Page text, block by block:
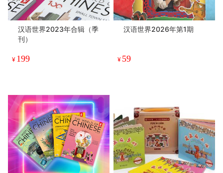
汉语世界2023年合辑（季
刊）
¥ 199
汉语世界2026年第1期
¥ 59